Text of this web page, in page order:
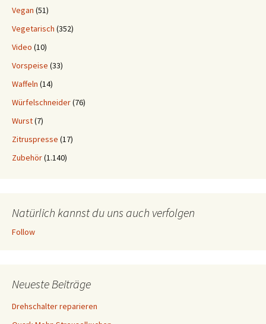
Vegan (51)
Vegetarisch (352)
Video (10)
Vorspeise (33)
Waffeln (14)
Würfelschneider(76)
Wurst(7)
Zitruspresse (17)
Zubehör(1.140)
Natürlich kannst du uns auch verfolgen
Follow
Neueste Beiträge
Drehschalter reparieren